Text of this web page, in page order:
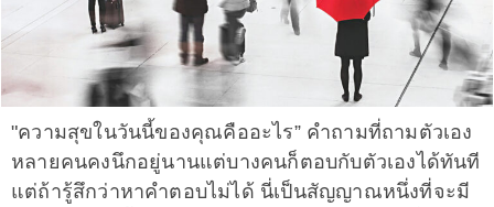
"ความสุขในวันนี้ของคุณคืออะไร” คำถามที่ถามตัวเอง
หลายคนคงนึกอยู่นานแต่บางคนก็ตอบกับตัวเองได้ทันที
แต่ถ้ารู้สึกว่าหาคำตอบไม่ได้ นี่เป็นสัญญาณหนึ่งที่จะมี